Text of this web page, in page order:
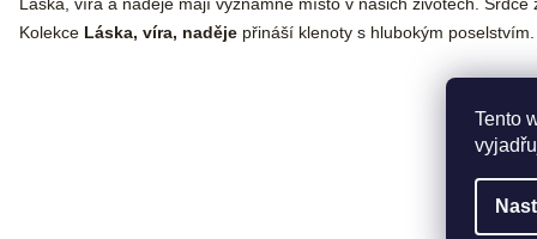
Tento
Kolekce Láska, víra, naděje přináší klenoty s hlubokým poselstvím.